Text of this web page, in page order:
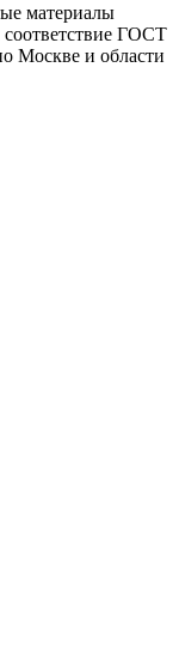
материалы
соответствие ГОСТ
Москве и области